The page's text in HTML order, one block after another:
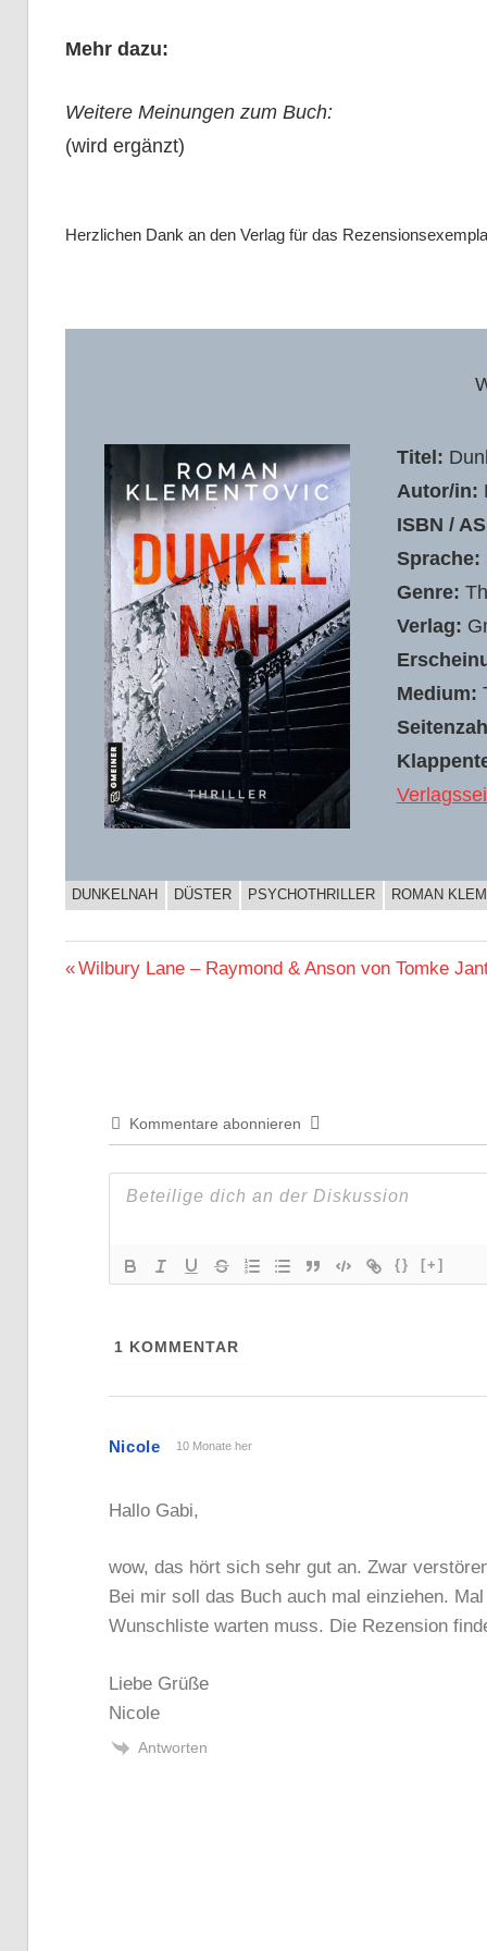
Mehr dazu:
Weitere Meinungen zum Buch:
(wird ergänzt)
Herzlichen Dank an den Verlag für das
Titel:
Autor/in:
ISBN /
Sprache:
Genre:
Verlag:
Medium:
BUCHIGES
DUNKELNAH DÜSTER PSYCHOTHRILLER ROMAN
Beitragsnavigation
Vorheriger
Wilbury Lane – Raymond & Anson von Tomke
Kommentare abonnieren
{} [+]
1 KOMMENTAR
Nicole 10 Monate her
Hallo Gabi,
wow, das hört sich sehr gut an. Zwar
Bei mir soll das Buch auch mal einziehen.
Wunschliste warten muss. Die Rezension
Liebe Grüße
Nicole
Antworten